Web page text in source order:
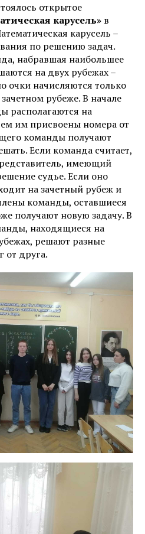
открытое
карусель» в
карусель –
по решению задач.
набравшая наибольшее
на двух рубежах –
очки начисляются только
рубеже. В начале
располагаются на
им присвоены номера от
команды получают
Если команда считает,
имеющий
судье. Если оно
на зачетный рубеж и
команды, оставшиеся
получают новую задачу. В
находящиеся на
решают разные
от друга.